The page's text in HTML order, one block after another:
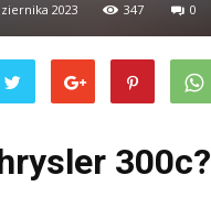
2023 347 0
300c?